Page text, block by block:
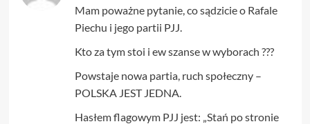
Mam poważne pytanie, co sądzicie o Rafale
Piechu i jego partii PJJ.
Kto za tym stoi i ew szanse w wyborach ???
Powstaje nowa partia, ruch społeczny –
POLSKA JEST JEDNA.
Hasłem flagowym PJJ jest: „Stań po stronie